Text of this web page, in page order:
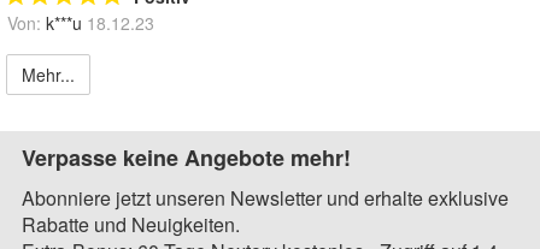
Von: k***u 18.12.23
Mehr...
Verpasse keine Angebote mehr!
Abonniere jetzt unseren Newsletter und erhalte exklusive
Rabatte und Neuigkeiten.